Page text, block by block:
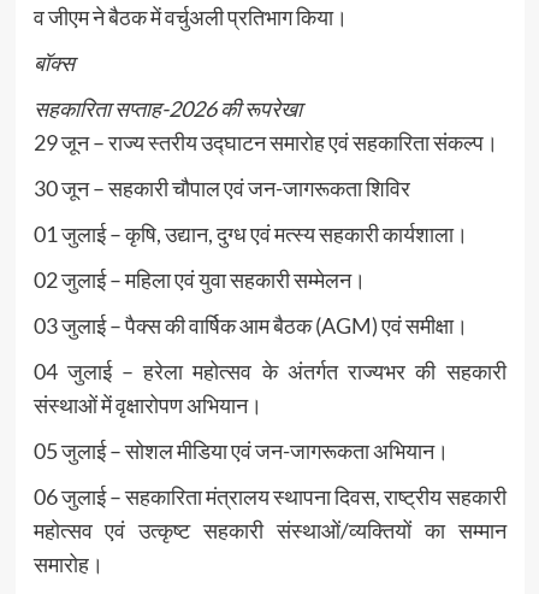
व जीएम ने बैठक में वर्चुअली प्रतिभाग किया।
बॉक्स
सहकारिता सप्ताह-2026 की रूपरेखा
29 जून – राज्य स्तरीय उद्घाटन समारोह एवं सहकारिता संकल्प।
30 जून – सहकारी चौपाल एवं जन-जागरूकता शिविर
01 जुलाई – कृषि, उद्यान, दुग्ध एवं मत्स्य सहकारी कार्यशाला।
02 जुलाई – महिला एवं युवा सहकारी सम्मेलन।
03 जुलाई – पैक्स की वार्षिक आम बैठक (AGM) एवं समीक्षा।
04 जुलाई – हरेला महोत्सव के अंतर्गत राज्यभर की सहकारी
संस्थाओं में वृक्षारोपण अभियान।
05 जुलाई – सोशल मीडिया एवं जन-जागरूकता अभियान।
06 जुलाई – सहकारिता मंत्रालय स्थापना दिवस, राष्ट्रीय सहकारी
महोत्सव एवं उत्कृष्ट सहकारी संस्थाओं/व्यक्तियों का सम्मान
समारोह।